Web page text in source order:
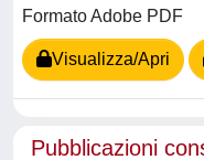
Formato Adobe PDF
Visualizza/Apri
Pubblicazioni